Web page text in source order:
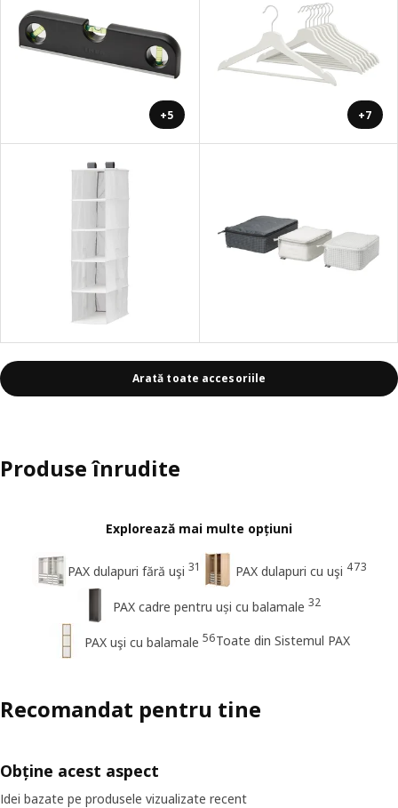
+5 +7
Arată toate accesoriile
Produse înrudite
Explorează mai multe opțiuni
PAX dulapuri fără uşi 31 PAX dulapuri cu uşi 473
PAX cadre pentru uși cu balamale 32
PAX uşi cu balamale 56Toate din Sistemul PAX
Recomandat pentru tine
Obține acest aspect
Idei bazate pe produsele vizualizate recent